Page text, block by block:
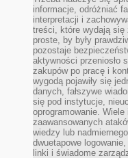
informacje, odróżniać
interpretacji i
treści, które wydają
proste, by były
pozostaje
aktywności przeniosło
zakupów po pracę i
wygodą pojawiły się
danych, fałszywe
się pod instytucje,
oprogramowanie.
zaawansowanych
wiedzy lub
dwuetapowe
linki i świadome